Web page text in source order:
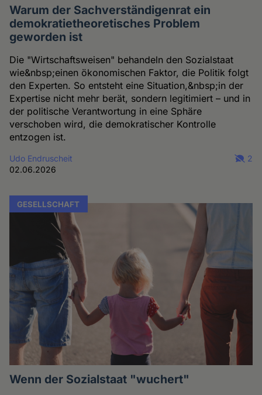
Warum der Sachverständigenrat ein
demokratietheoretisches Problem
geworden ist
Die "Wirtschaftsweisen" behandeln den Sozialstaat
wie&nbsp;einen ökonomischen Faktor, die Politik folgt
den Experten. So entsteht eine Situation,&nbsp;in der
Expertise nicht mehr berät, sondern legitimiert – und in
der politische Verantwortung in eine Sphäre
verschoben wird, die demokratischer Kontrolle
entzogen ist.
Udo Endruscheit
02.06.2026
2
GESELLSCHAFT
Wenn der Sozialstaat "wuchert"